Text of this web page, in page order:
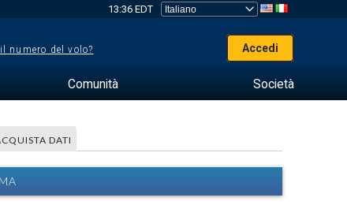
13:36 EDT
numero del volo? Accedi
Comunità Società
DATI